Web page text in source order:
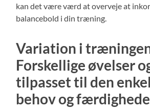
kan det være værd at overveje at
balancebold i din træning.
Variation i
Forskellige øvelser
tilpasset til den
behov og